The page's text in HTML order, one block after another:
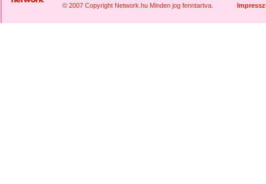
© 2007 Copyright Network.hu Minden jog fenntartva.